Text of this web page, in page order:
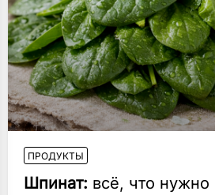
ПРОДУКТЫ
Шпинат: всё, что нужно